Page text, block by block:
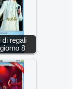
di regali
8